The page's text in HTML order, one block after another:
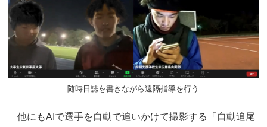
随時日誌を書きながら遠隔指導を行う
他にもAIで選手を自動で追いかけて撮影する「自動追尾